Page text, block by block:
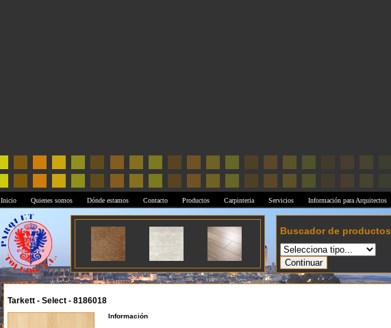
Inicio Quienes somos Dónde estamos Contacto Productos Carpinteria Servicios Información para Arquitectos
Buscador de productos
Tarkett - Select - 8186018
Información